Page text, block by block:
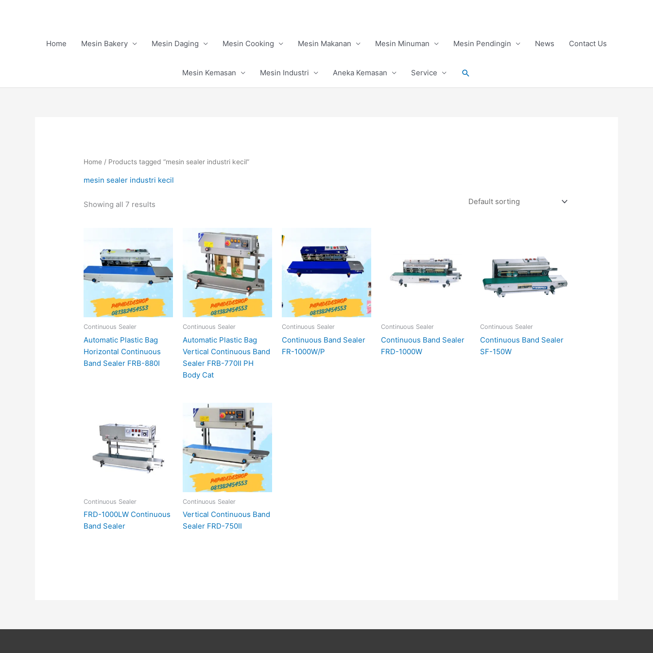
Home
Mesin Bakery Mesin Daging Mesin Cooking Mesin Makanan Mesin Minuman Mesin Pendingin News Contact Us
Mesin Kemasan Mesin Industri Aneka Kemasan Service Search
Home / Products tagged “mesin sealer industri kecil”
mesin sealer industri kecil
Showing all 7 results
Continuous Sealer
Automatic Plastic Bag
Horizontal Continuous
Band Sealer FRB-880I
Continuous Sealer
Automatic Plastic Bag
Vertical Continuous Band
Sealer FRB-770II PH
Body Cat
Continuous Sealer
Continuous Band Sealer
FR-1000W/P
Continuous Sealer
Continuous Band Sealer
FRD-1000W
Continuous Sealer
Continuous Band Sealer
SF-150W
Continuous Sealer
FRD-1000LW Continuous
Band Sealer
Continuous Sealer
Vertical Continuous Band
Sealer FRD-750II